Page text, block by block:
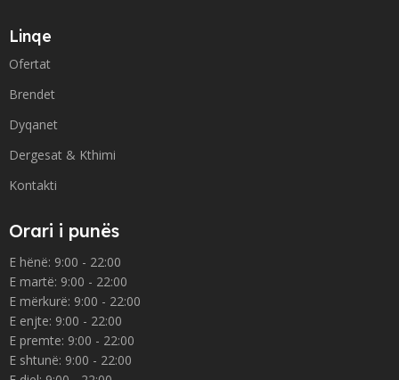
Linqe
Ofertat
Brendet
Dyqanet
Dergesat & Kthimi
Kontakti
Orari i punës
E hënë: 9:00 - 22:00
E martë: 9:00 - 22:00
E mërkurë: 9:00 - 22:00
E enjte: 9:00 - 22:00
E premte: 9:00 - 22:00
E shtunë: 9:00 - 22:00